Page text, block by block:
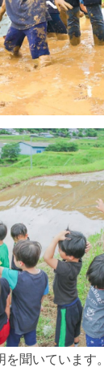
聞いています。